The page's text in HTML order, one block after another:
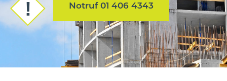
inndata
Notruf 01 406 4343